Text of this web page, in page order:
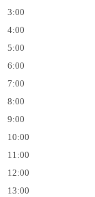
3:00
4:00
5:00
6:00
7:00
8:00
9:00
10:00
11:00
12:00
13:00